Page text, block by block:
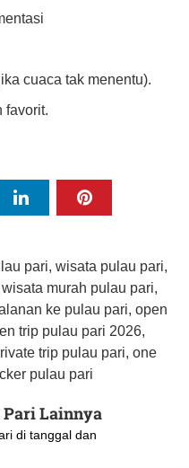
cuaca tak menentu).
favorit.
pari, wisata pulau pari,
murah pulau pari,
ke pulau pari, open
trip pulau pari 2026,
trip pulau pari, one
pulau pari
Pari Lainnya
di tanggal dan